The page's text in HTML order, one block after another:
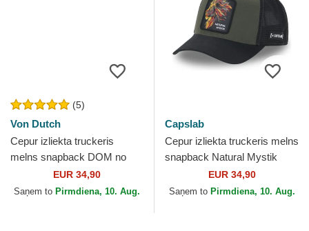
(5)
Von Dutch
Cepur izliekta truckeris
melns snapback DOM no
Von DutchEUR 34,90
Saņem to Pirmdiena, 10. Aug.
Capslab
Cepur izliekta truckeris melns
snapback Natural Mystik
MYS Lauva Mītiskas radības
no Capslab
EUR 34,90
Saņem to Pirmdiena, 10. Aug.